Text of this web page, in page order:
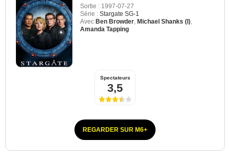
Sortie : 1997-07-27
Série : Stargate SG-1
Avec Ben Browder Michael Shanks (I)
Amanda Tapping
Spectateurs
3,5
REGARDER SUR M6+